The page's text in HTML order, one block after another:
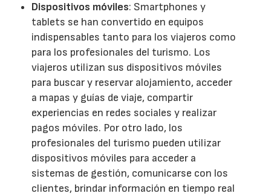
Dispositivos móviles: Smartphones y
tablets se han convertido en equipos
indispensables tanto para los viajeros como
para los profesionales del turismo. Los
viajeros utilizan sus dispositivos móviles
para buscar y reservar alojamiento, acceder
a mapas y guías de viaje, compartir
experiencias en redes sociales y realizar
pagos móviles. Por otro lado, los
profesionales del turismo pueden utilizar
dispositivos móviles para acceder a
sistemas de gestión, comunicarse con los
clientes, brindar información en tiempo real